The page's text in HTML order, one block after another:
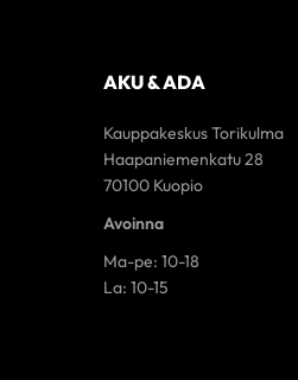
AKU & ADA
Kauppakeskus Torikulma
Haapaniemenkatu 28
70100 Kuopio
Avoinna
Ma-pe: 10-18
La: 10-15